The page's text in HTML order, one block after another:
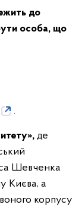
до
особа, що
.
де
Шевченка
Києва, а
корпусу